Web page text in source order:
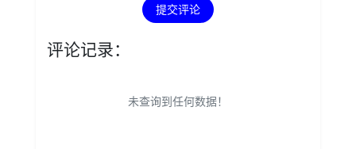
提交评论
评论记录：
未查询到任何数据！